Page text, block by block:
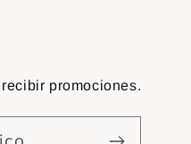
promociones.